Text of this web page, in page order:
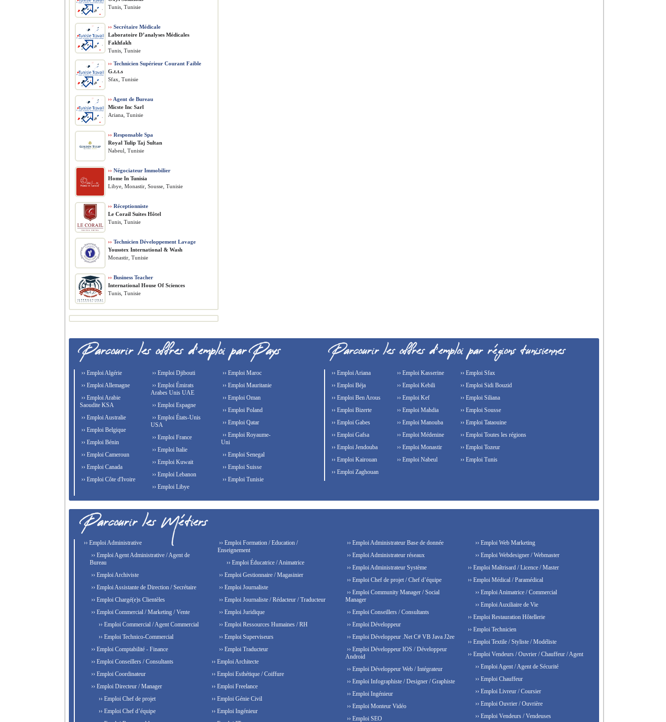
Tunis, Tunisie
›› Secrétaire Médicale
Laboratoire D’analyses Médicales
Fakhfakh
Tunis, Tunisie
›› Technicien Supérieur Courant Faible
G.t.t.s
Sfax, Tunisie
›› Agent de Bureau
Micste Inc Sarl
Ariana, Tunisie
›› Responsable Spa
Royal Tulip Taj Sultan
Nabeul, Tunisie
›› Négociateur Immobilier
Home In Tunisia
Libye, Monastir, Sousse, Tunisie
›› Réceptionniste
Le Corail Suites Hôtel
Tunis, Tunisie
›› Technicien Développement Lavage
Yousstex International & Wash
Monastir, Tunisie
›› Business Teacher
International House Of Sciences
Tunis, Tunisie
›› Emploi Algérie
›› Emploi Allemagne
›› Emploi Arabie
Saoudite KSA
›› Emploi Australie
›› Emploi Belgique
›› Emploi Bénin
›› Emploi Cameroun
›› Emploi Canada
›› Emploi Côte d'Ivoire
›› Emploi Djibouti
›› Emploi Émirats
Arabes Unis UAE
›› Emploi Espagne
›› Emploi États-Unis
USA
›› Emploi France
›› Emploi Italie
›› Emploi Kuwait
›› Emploi Lebanon
›› Emploi Libye
›› Emploi Maroc
›› Emploi Mauritanie
›› Emploi Oman
›› Emploi Poland
›› Emploi Qatar
›› Emploi Royaume-
Uni
›› Emploi Senegal
›› Emploi Suisse
›› Emploi Tunisie
›› Emploi Ariana
›› Emploi Béja
›› Emploi Ben Arous
›› Emploi Bizerte
›› Emploi Gabes
›› Emploi Gafsa
›› Emploi Jendouba
›› Emploi Kairouan
›› Emploi Kasserine
›› Emploi Kebili
›› Emploi Kef
›› Emploi Mahdia
›› Emploi Manouba
›› Emploi Médenine
›› Emploi Monastir
›› Emploi Nabeul
›› Emploi Sfax
›› Emploi Sidi Bouzid
›› Emploi Siliana
›› Emploi Sousse
›› Emploi Tataouine
›› Emploi Toutes les régions
›› Emploi Tozeur
›› Emploi Tunis
›› Emploi Zaghouan
›› Emploi Administrative
›› Emploi Agent Administrative / Agent de
Bureau
›› Emploi Archiviste
›› Emploi Assistante de Direction / Secrétaire
›› Emploi Chargé(e)s Clientèles
›› Emploi Commercial / Marketing / Vente
›› Emploi Commercial / Agent Commercial
›› Emploi Technico-Commercial
›› Emploi Comptabilité - Finance
›› Emploi Conseillers / Consultants
›› Emploi Coordinateur
›› Emploi Directeur / Manager
›› Emploi Chef de projet
›› Emploi Chef d’équipe
›› Emploi Formation / Education /
Enseignement
›› Emploi Éducatrice / Animatrice
›› Emploi Gestionnaire / Magasinier
›› Emploi Journaliste
›› Emploi Journaliste / Rédacteur / Traducteur
›› Emploi Juridique
›› Emploi Ressources Humaines / RH
›› Emploi Superviseurs
›› Emploi Traducteur
›› Emploi Architecte
›› Emploi Esthétique / Coiffure
›› Emploi Freelance
›› Emploi Génie Civil
›› Emploi Ingénieur
›› Emploi Administrateur Base de donnée
›› Emploi Administrateur réseaux
›› Emploi Administrateur Système
›› Emploi Chef de projet / Chef d’équipe
›› Emploi Community Manager / Social
Manager
›› Emploi Conseillers / Consultants
›› Emploi Développeur
›› Emploi Développeur .Net C# VB Java J2ee
›› Emploi Développeur IOS / Développeur
Android
›› Emploi Développeur Web / Intégrateur
›› Emploi Infographiste / Designer / Graphiste
›› Emploi Ingénieur
›› Emploi Monteur Vidéo
›› Emploi SEO
›› Emploi Web Marketing
›› Emploi Webdesigner / Webmaster
›› Emploi Maîtrisard / Licence / Master
›› Emploi Médical / Paramédical
›› Emploi Animatrice / Commercial
›› Emploi Auxiliaire de Vie
›› Emploi Restauration Hôtellerie
›› Emploi Technicien
›› Emploi Textile / Styliste / Modéliste
›› Emploi Vendeurs / Ouvrier / Chauffeur / Agent
›› Emploi Agent / Agent de Sécurité
›› Emploi Chauffeur
›› Emploi Livreur / Coursier
›› Emploi Ouvrier / Ouvrière
›› Emploi Vendeurs / Vendeuses